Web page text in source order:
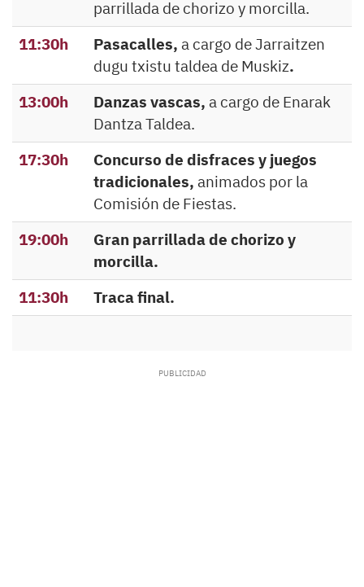
parrillada de chorizo y morcilla.
11:30h
Pasacalles, a cargo de Jarraitzen
dugu txistu taldea de Muskiz.
13:00h
Danzas vascas, a cargo de Enarak
Dantza Taldea.
17:30h
Concurso de disfraces y juegos
tradicionales, animados por la
Comisión de Fiestas.
19:00h
Gran parrillada de chorizo y
morcilla.
11:30h
Traca final.